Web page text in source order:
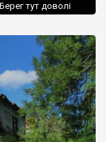
тут доволі
навколишніх
Точної дати […]